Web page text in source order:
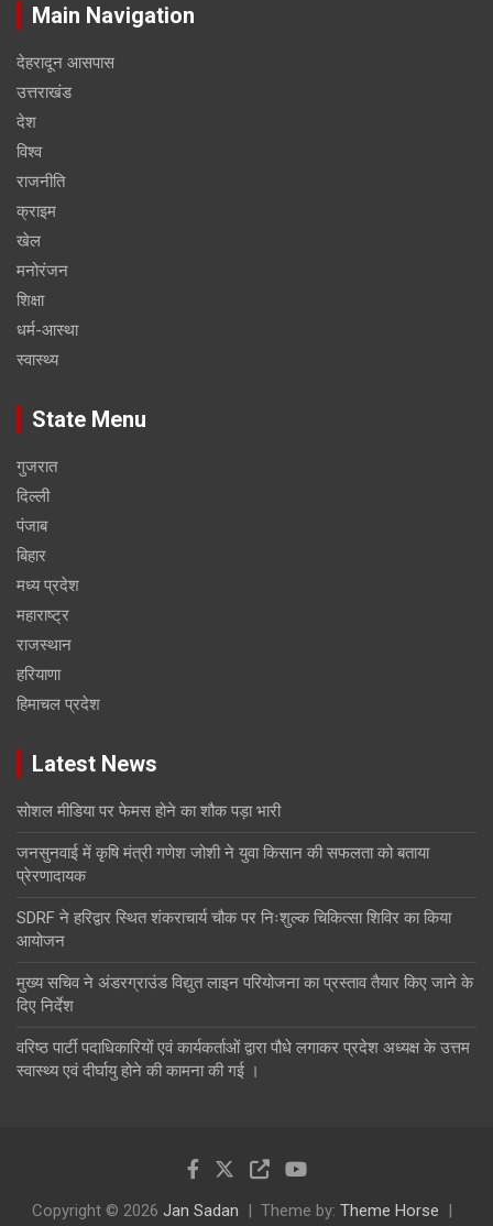
Main Navigation
देहरादून आसपास
उत्तराखंड
देश
विश्व
राजनीति
क्राइम
खेल
मनोरंजन
शिक्षा
धर्म-आस्था
स्वास्थ्य
State Menu
गुजरात
दिल्ली
पंजाब
बिहार
मध्य प्रदेश
महाराष्ट्र
राजस्थान
हरियाणा
हिमाचल प्रदेश
Latest News
सोशल मीडिया पर फेमस होने का शौक पड़ा भारी
जनसुनवाई में कृषि मंत्री गणेश जोशी ने युवा किसान की सफलता को बताया
प्रेरणादायक
SDRF ने हरिद्वार स्थित शंकराचार्य चौक पर निःशुल्क चिकित्सा शिविर का किया
आयोजन
मुख्य सचिव ने अंडरग्राउंड विद्युत लाइन परियोजना का प्रस्ताव तैयार किए जाने के
दिए निर्देश
वरिष्ठ पार्टी पदाधिकारियों एवं कार्यकर्ताओं द्वारा पौधे लगाकर प्रदेश अध्यक्ष के उत्तम
स्वास्थ्य एवं दीर्घायु होने की कामना की गई ।
Copyright © 2026 Jan Sadan Theme by: Theme Horse